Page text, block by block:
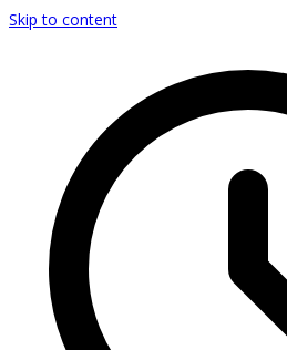
Skip to content